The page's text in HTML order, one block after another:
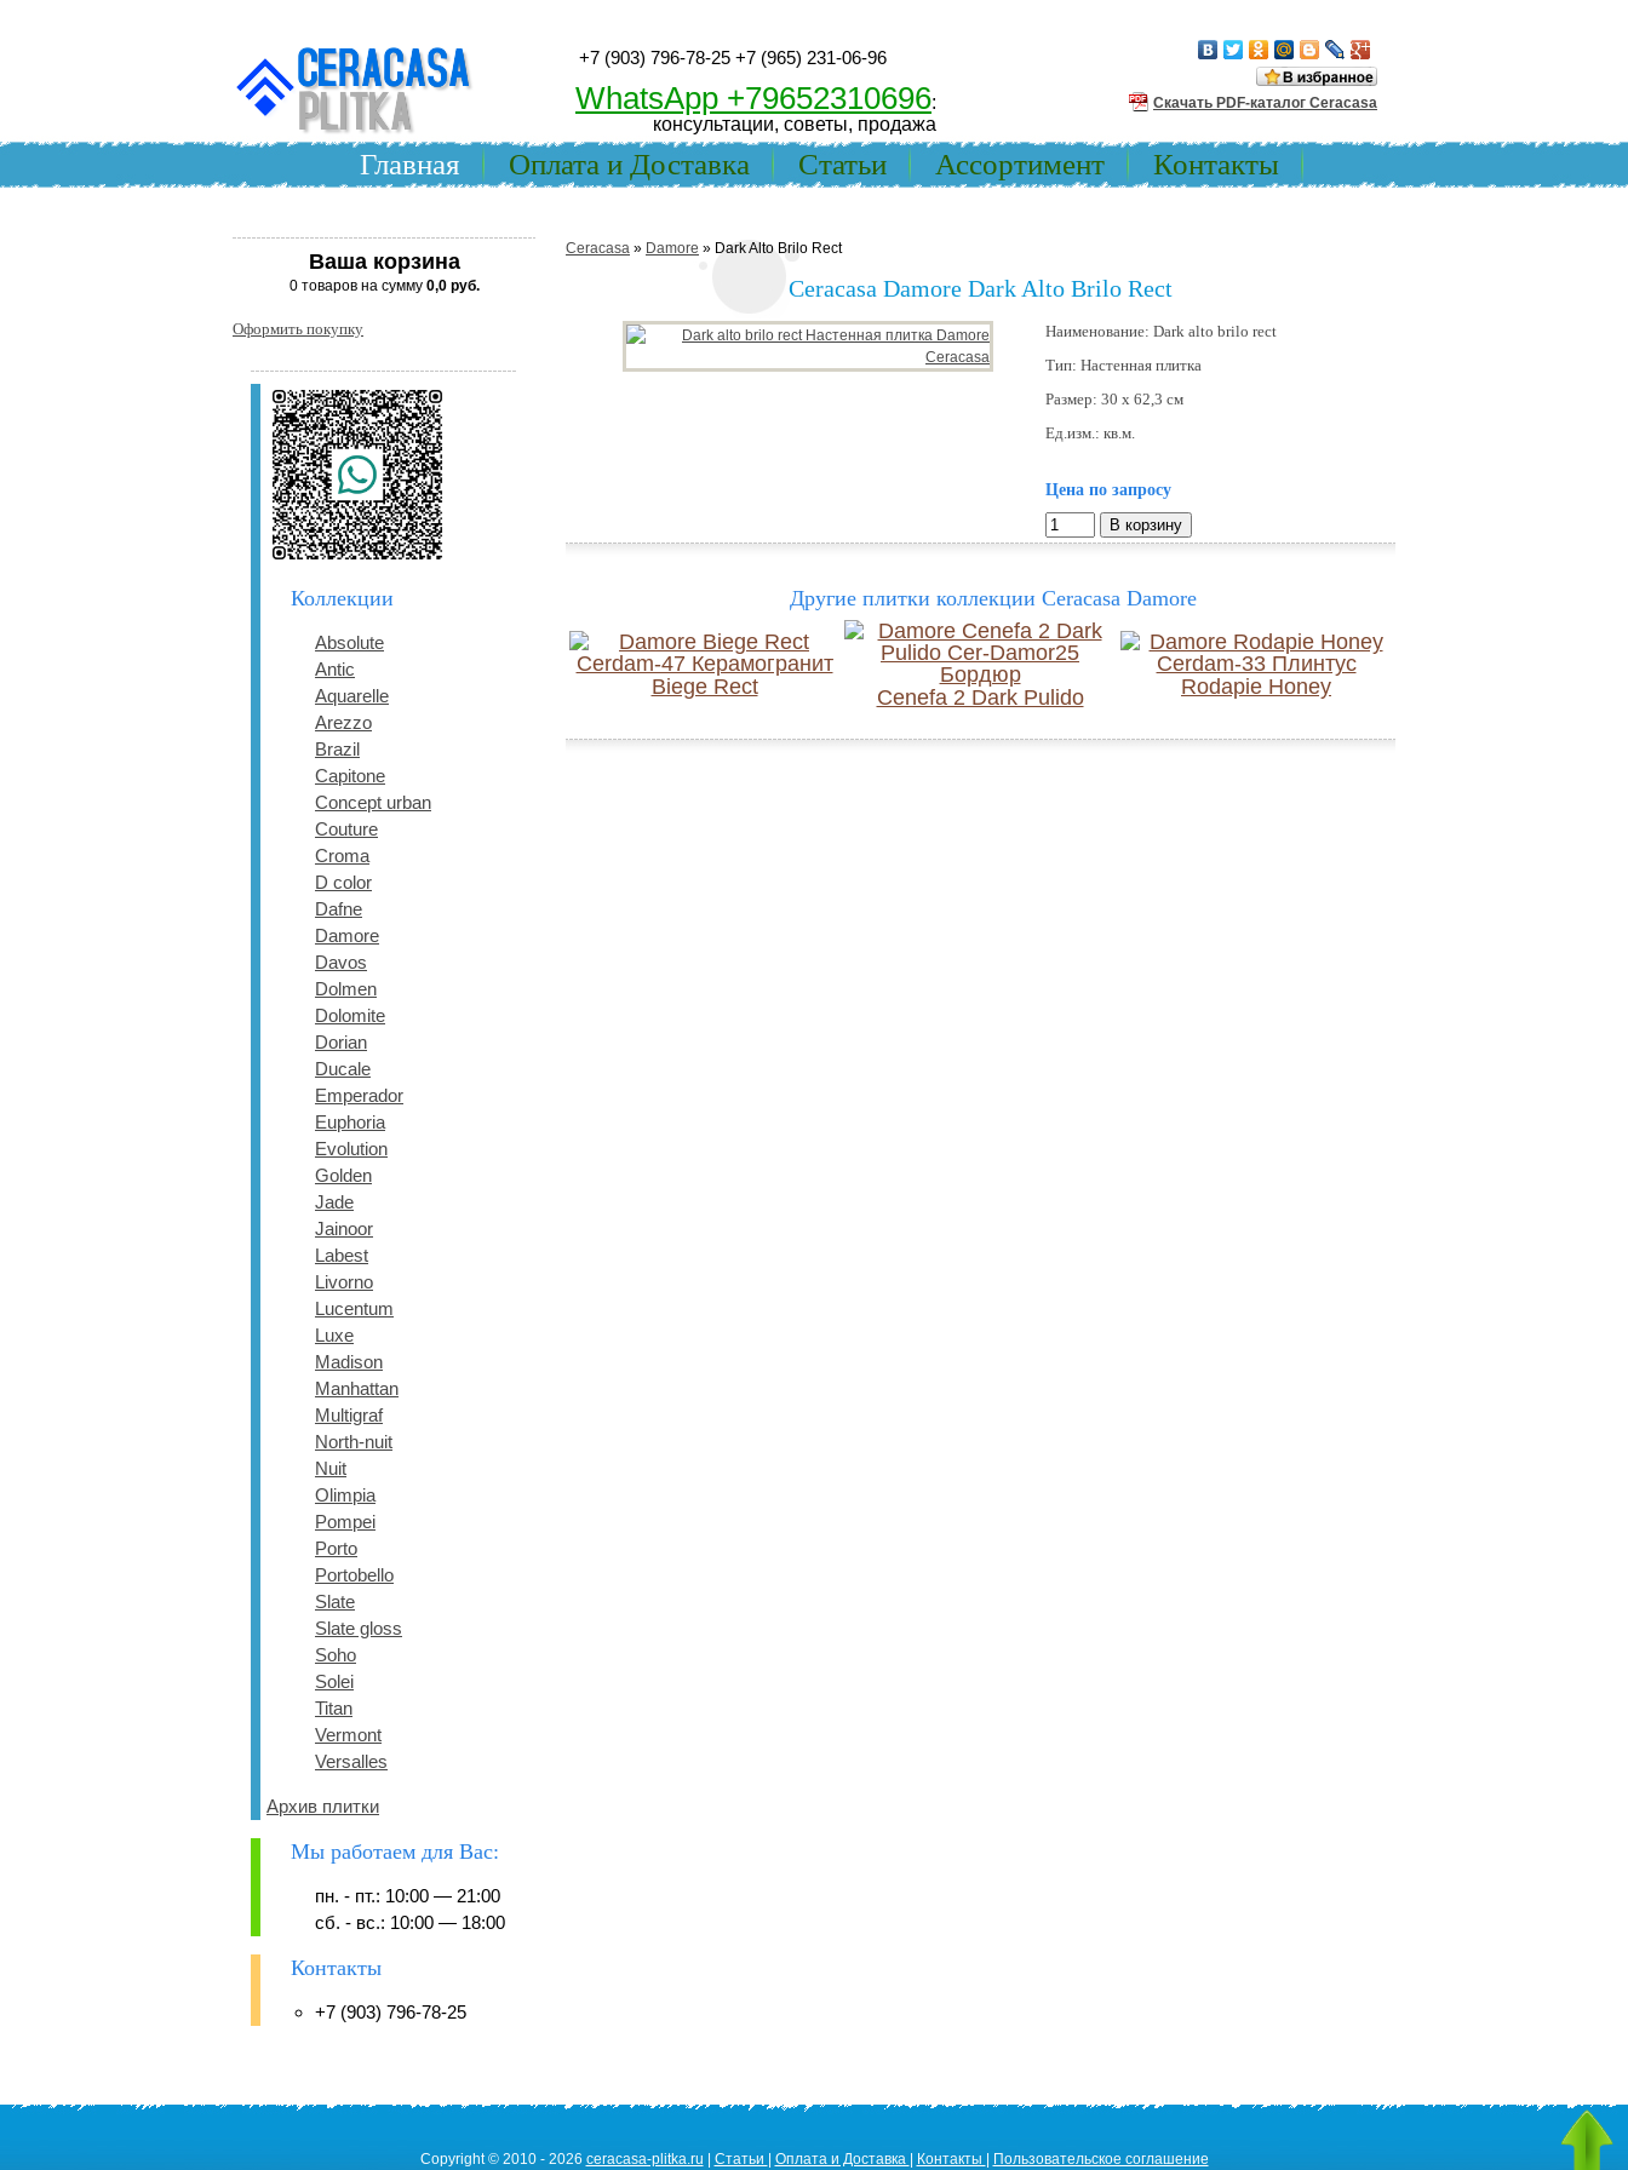
+7 (903) 796-78-25 +7 (965) 231-06-96
WhatsApp +79652310696:
консультации, советы, продажа
Скачать PDF-каталог Ceracasa
Главная Оплата и Доставка Статьи Ассортимент Контакты
Ваша корзина
0 товаров на сумму 0,0 руб.
Оформить покупку
Коллекции
Absolute
Antic
Aquarelle
Arezzo
Brazil
Capitone
Concept urban
Couture
Croma
D color
Dafne
Damore
Davos
Dolmen
Dolomite
Dorian
Ducale
Emperador
Euphoria
Evolution
Golden
Jade
Jainoor
Labest
Livorno
Lucentum
Luxe
Madison
Manhattan
Multigraf
North-nuit
Nuit
Olimpia
Pompei
Porto
Portobello
Slate
Slate gloss
Soho
Solei
Titan
Vermont
Versalles
Архив плитки
Мы работаем для Вас:
пн. - пт.: 10:00 — 21:00
сб. - вс.: 10:00 — 18:00
Контакты
+7 (903) 796-78-25
Ceracasa » Damore » Dark Alto Brilo Rect
Ceracasa Damore Dark Alto Brilo Rect
Наименование: Dark alto brilo rect
Тип: Настенная плитка
Размер: 30 x 62,3 см
Ед.изм.: кв.м.
Цена по запросу
Другие плитки коллекции Ceracasa Damore
Biege Rect Cenefa 2 Dark Pulido Rodapie Honey
Copyright © 2010 - 2026 ceracasa-plitka.ru Статьи Оплата и Доставка Контакты Пользовательское соглашение